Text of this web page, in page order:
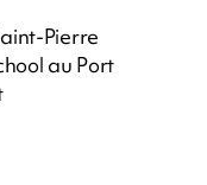
Pierre
au Port